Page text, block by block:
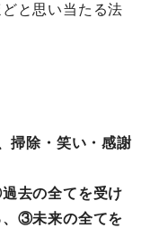
と思い当たる法
掃除・笑い・感謝
去の全てを受け
③未来の全てを